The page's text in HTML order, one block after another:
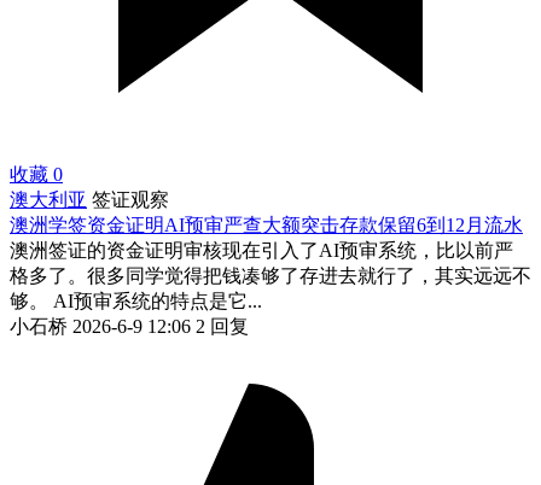
收藏 0
澳大利亚 签证观察
澳洲学签资金证明AI预审严查大额突击存款保留6到12月流水
澳洲签证的资金证明审核现在引入了AI预审系统，比以前严
格多了。很多同学觉得把钱凑够了存进去就行了，其实远远不
够。 AI预审系统的特点是它...
小石桥 2026-6-9 12:06 2 回复